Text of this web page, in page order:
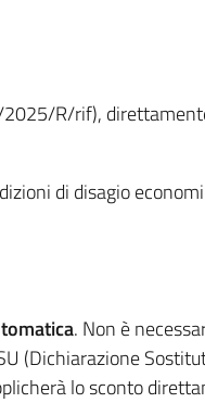
2025/R/rif),
di disagio
. Non è
(Dichiarazione
lo sconto